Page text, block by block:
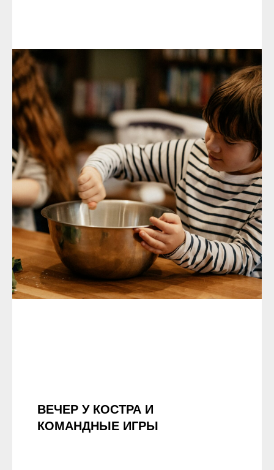
ВЕЧЕР У КОСТРА И
КОМАНДНЫЕ ИГРЫ